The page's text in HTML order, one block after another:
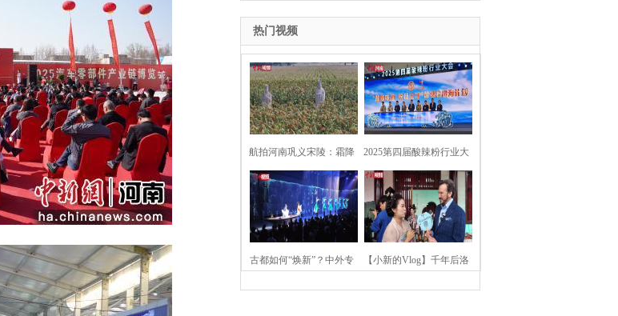
热门视频
航拍河南巩义宋陵：霜降
时节高粱红
2025第四届酸辣粉行业大
会在河南开封举行
古都如何“焕新”？中外专 【小新的Vlog】千年后洛